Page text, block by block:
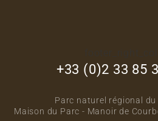
+33 (0)2 33 85
Parc naturel régional du
Maison du Parc - Manoir de